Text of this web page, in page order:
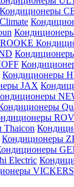
Кондиционеры
Кондиционеры
JAX
Thaicon
Кондиционеры
Electric
VICKERS